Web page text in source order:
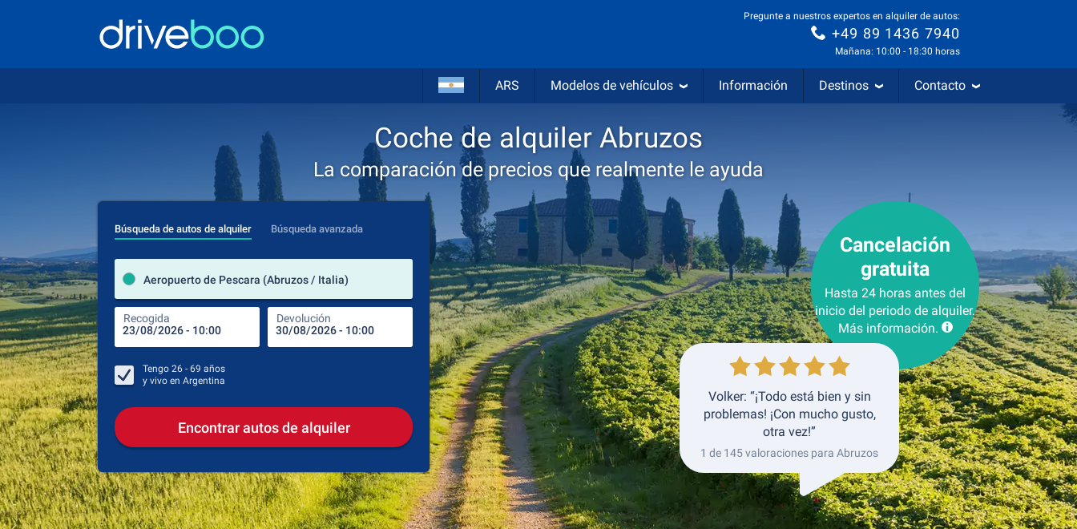
Pregunte a nuestros expertos en alquiler de autos:
+49 89 1436 7940
Mañana: 10:00 - 18:30 horas
ARS Modelos de vehículos Información Destinos Contacto
Coche de alquiler Abruzos
La comparación de precios que realmente le ayuda
Búsqueda de autos de alquiler Búsqueda avanzada
Aeropuerto de Pescara (Abruzos / Italia)
Recogida Devolución
lugar de alquiler
Lugar de devolución
Recogida Devolución
Tengo 26 - 69 años
y vivo en Argentina
Encontrar autos de alquiler
Cancelación
gratuita
Hasta 24 horas antes del
inicio del periodo de alquiler.
Más información.
Volker: “¡Todo está bien y sin
problemas! ¡Con mucho gusto,
otra vez!”
1 de 145 valoraciones para Abruzos